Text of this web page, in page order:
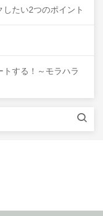
たい2つのポイント
トする！～モラハラ